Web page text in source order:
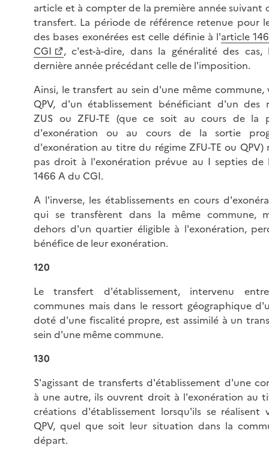
article et à compter de la première année suivant
transfert. La période de référence retenue pour
des bases exonérées est celle définie à l'article
CGI
, c'est-à-dire, dans la généralité des cas,
dernière année précédant celle de l'imposition.
Ainsi, le transfert au sein d'une même commune,
QPV, d'un établissement bénéficiant d'un des
ZUS ou ZFU-TE (que ce soit au cours de la
d'exonération ou au cours de la sortie
d'exonération au titre du régime ZFU-TE ou QPV)
pas droit à l'exonération prévue au I septies de
1466 A du CGI.
A l'inverse, les établissements en cours
qui se transfèrent dans la même commune,
dehors d'un quartier éligible à l'exonération,
bénéfice de leur exonération.
120
Le transfert d'établissement, intervenu
communes mais dans le ressort géographique
doté d'une fiscalité propre, est assimilé à un
sein d'une même commune.
130
S'agissant de transferts d'établissement d'une
à une autre, ils ouvrent droit à l'exonération au
créations d'établissement lorsqu'ils se réalisent
QPV, quel que soit leur situation dans la
départ.